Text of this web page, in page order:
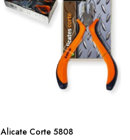
Alicate Corte 5808